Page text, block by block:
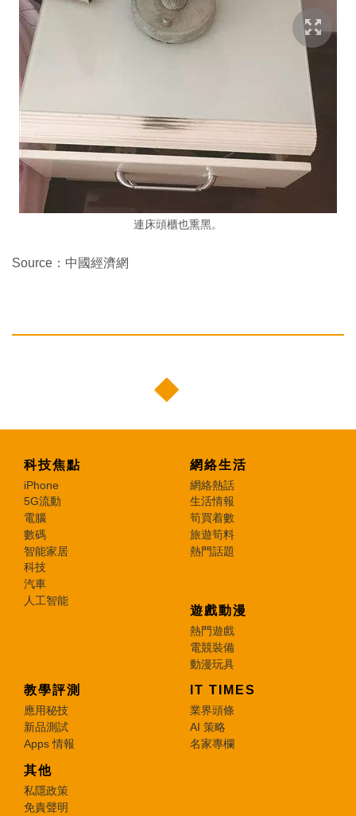
連床頭櫃也熏黑。
Source：中國經濟網
科技焦點
iPhone
5G流動
電腦
數碼
智能家居
科技
汽車
人工智能
網絡生活
網絡熱話
生活情報
筍買着數
旅遊筍料
熱門話題
遊戲動漫
熱門遊戲
電競裝備
動漫玩具
教學評測
應用秘技
新品測試
Apps 情報
IT TIMES
業界頭條
AI 策略
名家專欄
其他
私隱政策
免責聲明